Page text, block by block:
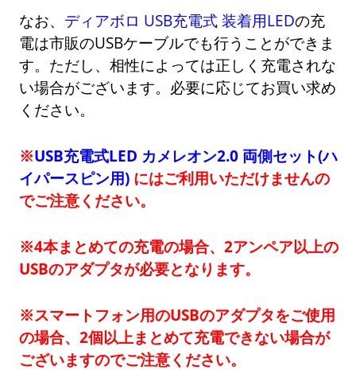
なお、 ディアボロ USB充電式 装着用LEDの充
電は市販のUSBケーブルでも行うことができま
す。ただし、相性によっては正しく充電されな
い場合がございます。必要に応じてお買い求め
ください。
※USB充電式LED カメレオン2.0 両側セット(ハ
イパースピン用) にはご利用いただけませんの
でご注意ください。
※4本まとめての充電の場合、2アンペア以上の
USBのアダプタが必要となります。
※スマートフォン用のUSBのアダプタをご使用
の場合、2個以上まとめて充電できない場合が
ございますのでご注意ください。